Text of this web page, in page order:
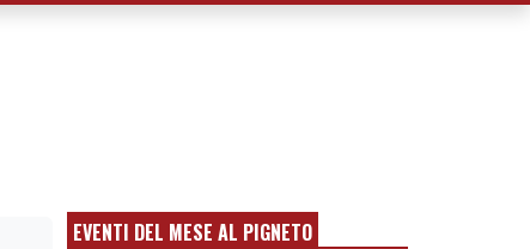
EVENTI DEL MESE AL PIGNETO